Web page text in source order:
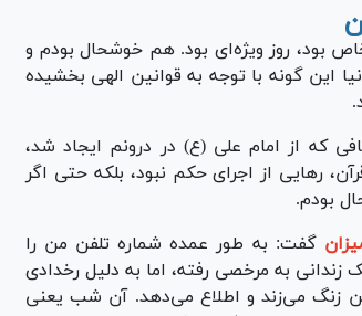
بود، روز ویژه‌ای بود. هم خوشحال بودم و
این گونه با توجه به قوانین الهی بخشیده
است. از شب ۲۱ رمضان و الطافی که از امام علی (ع) در درونم ایجاد شد،
رهایی از اجرای حکم نبود، بلکه حتی اگر
بودم.
گفت: به طور عمده شماره تلفن من را
زندانی به مرخصی رفته، اما به دلیل رخدادی
من زنگ می‌زند و اطلاع می‌دهد. آن شب یعنی